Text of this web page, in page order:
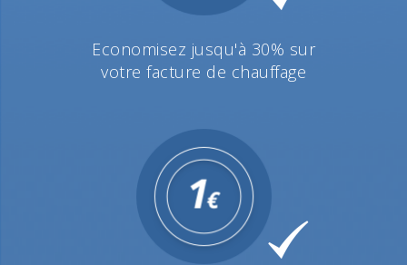
Economisez jusqu'à 30% sur
votre facture de chauffage